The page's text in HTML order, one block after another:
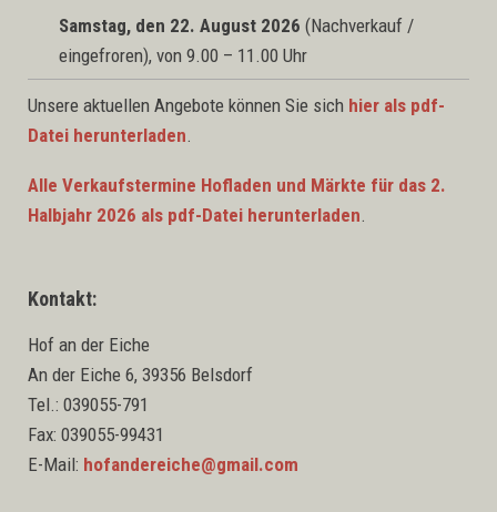
Samstag, den 22. August 2026 (Nachverkauf /
eingefroren), von 9.00 – 11.00 Uhr
Unsere aktuellen Angebote können Sie sich hier als pdf-
Datei herunterladen.
Alle Verkaufstermine Hofladen und Märkte für das 2.
Halbjahr 2026 als pdf-Datei herunterladen.
Kontakt:
Hof an der Eiche
An der Eiche 6, 39356 Belsdorf
Tel.: 039055-791
Fax: 039055-99431
E-Mail: hofandereiche@gmail.com